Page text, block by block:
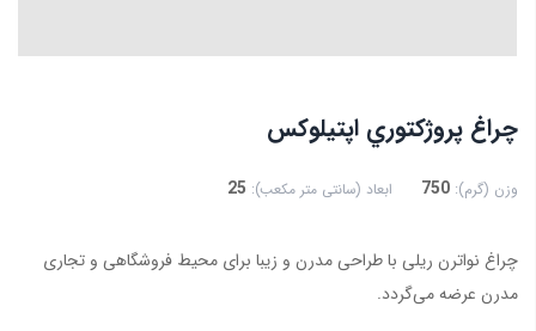
چراغ پروژكتوري اپتيلوكس
وزن (گرم): 750 ابعاد (سانتی متر مکعب): 25
چراغ نواترن ریلی با طراحی مدرن و زیبا برای محیط فروشگاهی و تجاری
مدرن عرضه می‌گردد.